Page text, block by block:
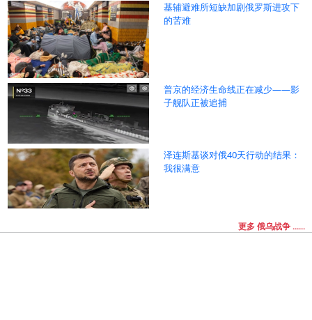
基辅避难所短缺加剧俄罗斯进攻下
的苦难
普京的经济生命线正在减少——影
子舰队正被追捕
泽连斯基谈对俄40天行动的结果：
我很满意
更多 俄乌战争 ......